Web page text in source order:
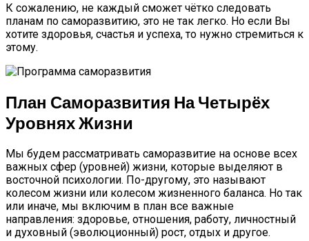
К сожалению, не каждый сможет чётко следовать
планам по саморазвитию, это не так легко. Но если Вы
хотите здоровья, счастья и успеха, то нужно стремиться к
этому.
План Саморазвития На Четырёх
Уровнях Жизни
Мы будем рассматривать саморазвитие на основе всех
важных сфер (уровней) жизни, которые выделяют в
восточной психологии. По-другому, это называют
колесом жизни или колесом жизненного баланса. Но так
или иначе, мы включим в план все важные
направления: здоровье, отношения, работу, личностный
и духовный (эволюционный) рост, отдых и другое.